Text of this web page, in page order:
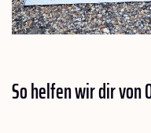
So helfen wir dir von